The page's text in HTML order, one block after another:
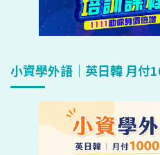
小資學外語｜英日韓 月付